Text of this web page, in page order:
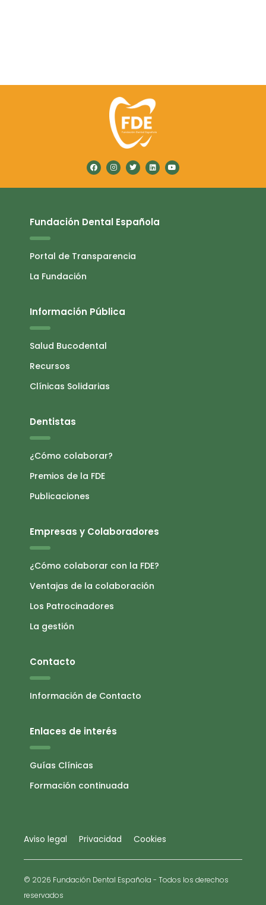
Fundación Dental Española
Portal de Transparencia
La Fundación
Información Pública
Salud Bucodental
Recursos
Clínicas Solidarias
Dentistas
¿Cómo colaborar?
Premios de la FDE
Publicaciones
Empresas y Colaboradores
¿Cómo colaborar con la FDE?
Ventajas de la colaboración
Los Patrocinadores
La gestión
Contacto
Información de Contacto
Enlaces de interés
Guías Clínicas
Formación continuada
Aviso legal Privacidad Cookies
© 2026 Fundación Dental Española - Todos los derechos
reservados